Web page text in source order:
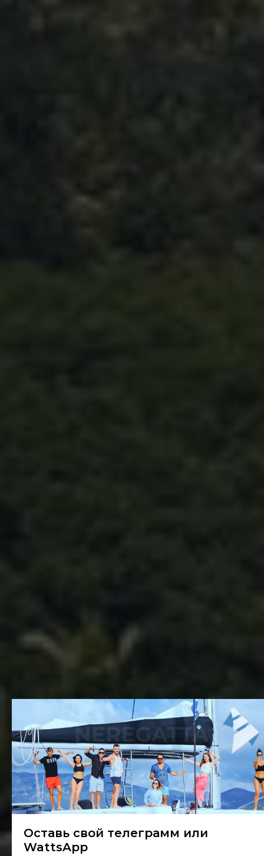
Оставь свой телеграмм или
WattsApp